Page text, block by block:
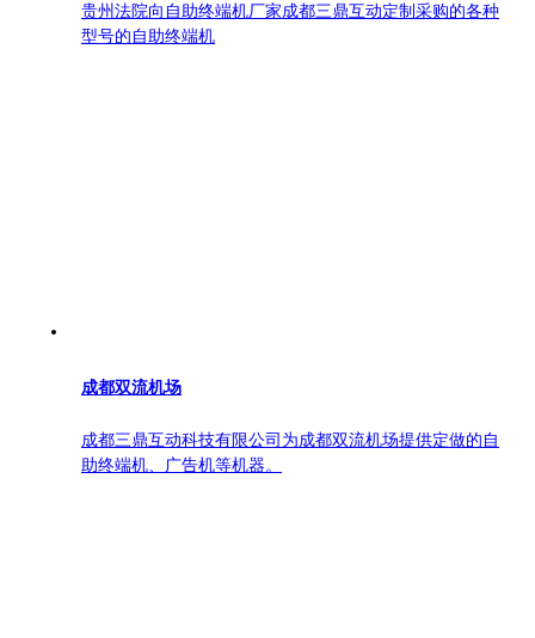
贵州法院向自助终端机厂家成都三鼎互动定制采购的各种
型号的自助终端机
成都双流机场
成都三鼎互动科技有限公司为成都双流机场提供定做的自
助终端机、广告机等机器。